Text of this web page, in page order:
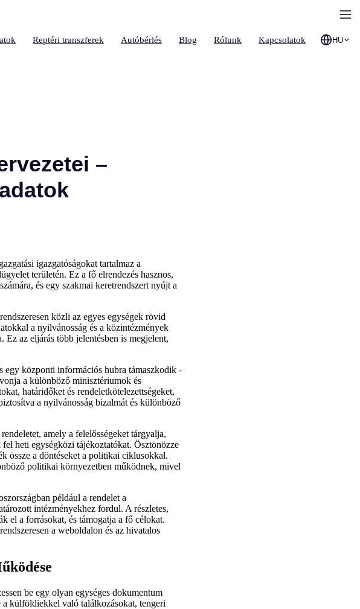
Reptéri transzferek Autóbérlés Blog Rólunk Kapcsolatok HU
–
igazgatóságokat tartalmaz a
területén. Ez a fő elrendezés hasznos,
és egy szakmai keretrendszert nyújt a
közli az egyes egységek rövid
a nyilvánosság és a közintézmények
az eljárás több jelentésben is megjelent,
egy központi információs hubra támaszkodik -
a különböző minisztériumok és
határidőket és rendeletkötelezettségeket,
a nyilvánosság bizalmát és különböző
amely a felelősségeket tárgyalja,
heti egységközi tájékoztatókat. Ösztönözze
össze a döntéseket a politikai ciklusokkal.
politikai környezetben működnek, mivel
például a rendelet a
intézményekhez fordul. A részletes,
el a forrásokat, és támogatja a fő célokat.
a weboldalon és az hivatalos
be egy olyan egységes dokumentum
a külföldiekkel való találkozásokat, tengeri